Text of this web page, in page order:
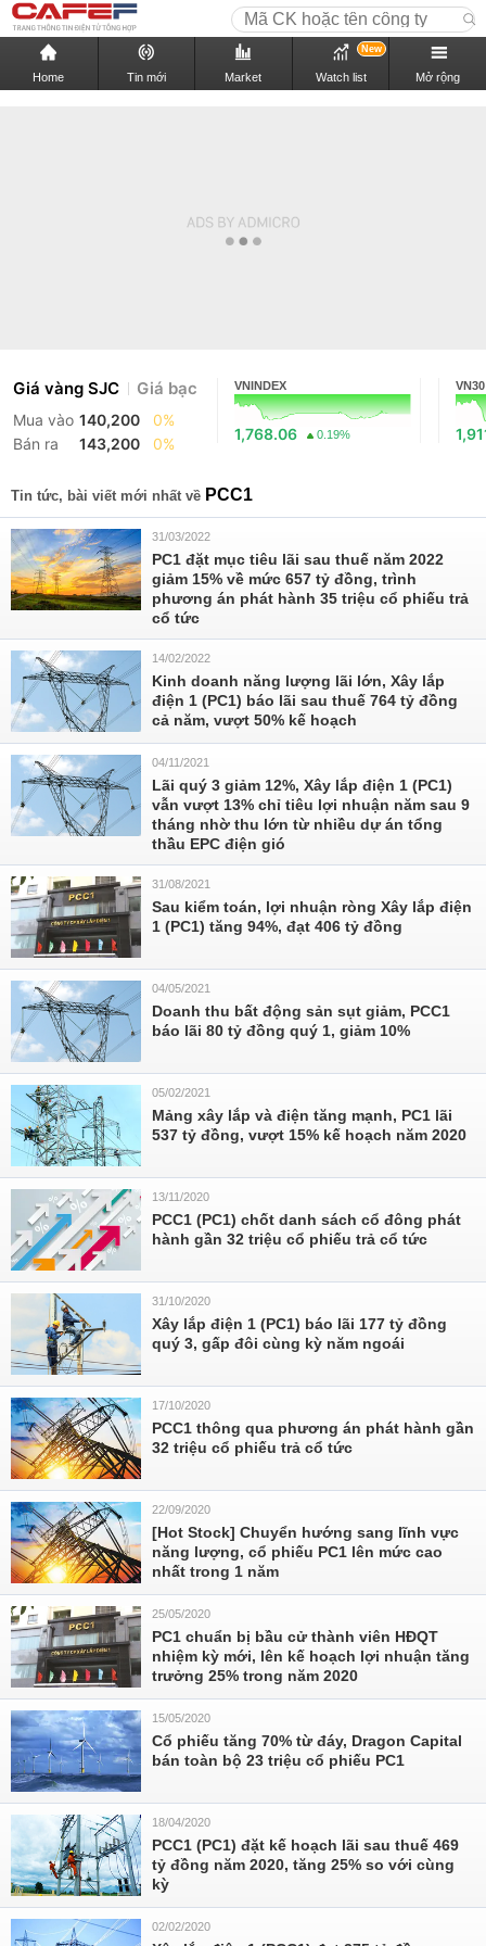
Home Tin mới Market Watch list
New
Mở rộng
Giá vàng SJC Giá bạc
Mua vào 140,200
0%
Bán ra
143,200 0%
VNINDEX
1,768.06 0.19%
VN30
Tin tức, bài viết mới nhất về PCC1
31/03/2022
PC1 đặt mục tiêu lãi sau thuế năm 2022
giảm 15% về mức 657 tỷ đồng, trình
phương án phát hành 35 triệu cổ phiếu trả
cổ tức
14/02/2022
Kinh doanh năng lượng lãi lớn, Xây lắp
điện 1 (PC1) báo lãi sau thuế 764 tỷ đồng
cả năm, vượt 50% kế hoạch
04/11/2021
Lãi quý 3 giảm 12%, Xây lắp điện 1 (PC1)
vẫn vượt 13% chỉ tiêu lợi nhuận năm sau 9
tháng nhờ thu lớn từ nhiều dự án tổng
thầu EPC điện gió
31/08/2021
Sau kiểm toán, lợi nhuận ròng Xây lắp điện
1 (PC1) tăng 94%, đạt 406 tỷ đồng
04/05/2021
Doanh thu bất động sản sụt giảm, PCC1
báo lãi 80 tỷ đồng quý 1, giảm 10%
05/02/2021
Mảng xây lắp và điện tăng mạnh, PC1 lãi
537 tỷ đồng, vượt 15% kế hoạch năm 2020
13/11/2020
PCC1 (PC1) chốt danh sách cổ đông phát
hành gần 32 triệu cổ phiếu trả cổ tức
31/10/2020
Xây lắp điện 1 (PC1) báo lãi 177 tỷ đồng
quý 3, gấp đôi cùng kỳ năm ngoái
17/10/2020
PCC1 thông qua phương án phát hành gần
32 triệu cổ phiếu trả cổ tức
22/09/2020
[Hot Stock] Chuyển hướng sang lĩnh vực
năng lượng, cổ phiếu PC1 lên mức cao
nhất trong 1 năm
25/05/2020
PC1 chuẩn bị bầu cử thành viên HĐQT
nhiệm kỳ mới, lên kế hoạch lợi nhuận tăng
trưởng 25% trong năm 2020
15/05/2020
Cổ phiếu tăng 70% từ đáy, Dragon Capital
bán toàn bộ 23 triệu cổ phiếu PC1
18/04/2020
PCC1 (PC1) đặt kế hoạch lãi sau thuế 469
tỷ đồng năm 2020, tăng 25% so với cùng
kỳ
02/02/2020